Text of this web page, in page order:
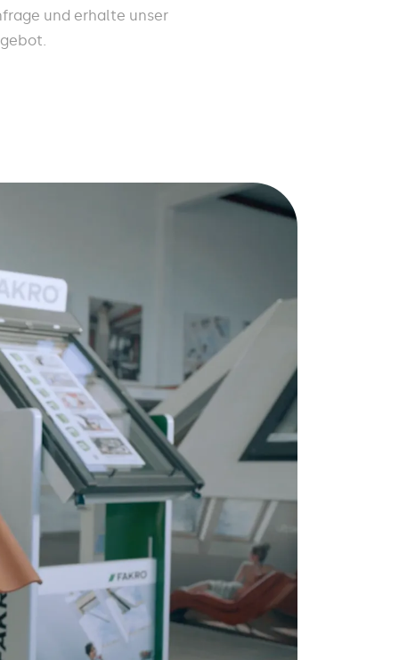
und erhalte unser